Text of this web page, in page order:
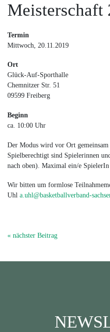
Meisterschaft
Termin
Mittwoch, 20.11.2019
Ort
Glück-Auf-Sporthalle
Chemnitzer Str. 51
09599 Freiberg
Beginn
ca. 10:00 Uhr
Der Modus wird vor Ort gemeinsam
Spielberechtigt sind Spielerinnen
nach oben). Maximal ein/e
Wir bitten um formlose
Uhl a.uhl@basketballverband-
« nächster Beitrag